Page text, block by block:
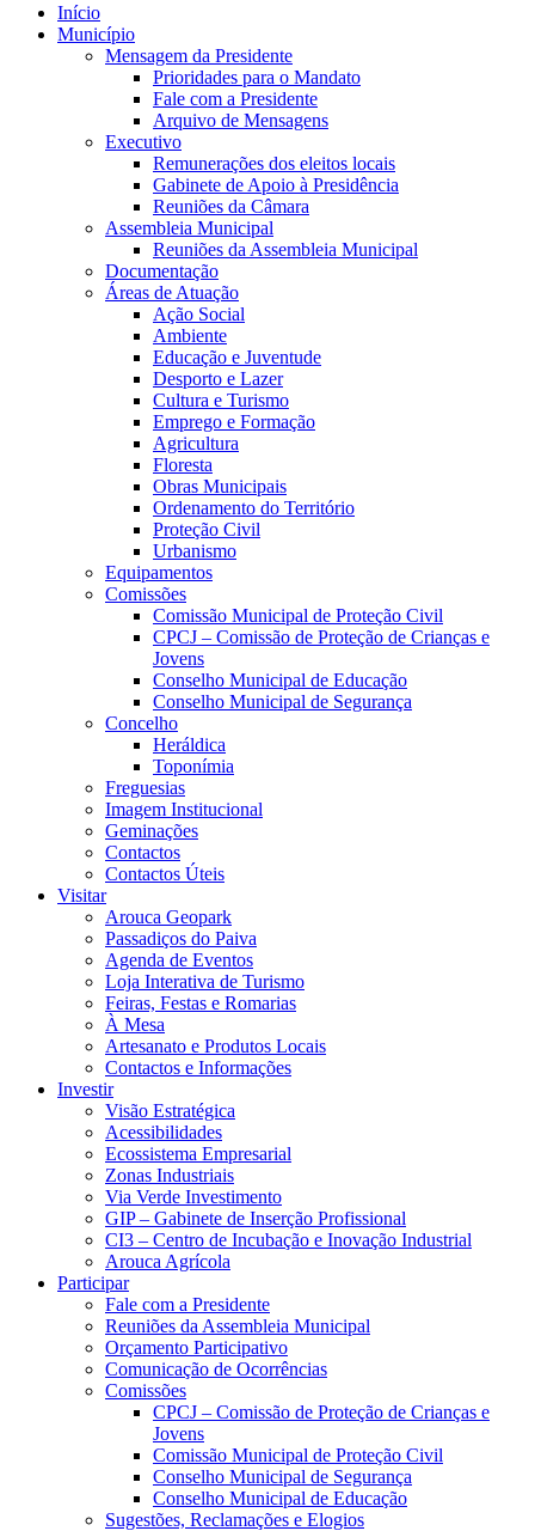
Início
Município
Mensagem da Presidente
Prioridades para o Mandato
Fale com a Presidente
Arquivo de Mensagens
Executivo
Remunerações dos eleitos locais
Gabinete de Apoio à Presidência
Reuniões da Câmara
Assembleia Municipal
Reuniões da Assembleia Municipal
Documentação
Áreas de Atuação
Ação Social
Ambiente
Educação e Juventude
Desporto e Lazer
Cultura e Turismo
Emprego e Formação
Agricultura
Floresta
Obras Municipais
Ordenamento do Território
Proteção Civil
Urbanismo
Equipamentos
Comissões
Comissão Municipal de Proteção Civil
CPCJ – Comissão de Proteção de Crianças e
Jovens
Conselho Municipal de Educação
Conselho Municipal de Segurança
Concelho
Heráldica
Toponímia
Freguesias
Imagem Institucional
Geminações
Contactos
Contactos Úteis
Visitar
Arouca Geopark
Passadiços do Paiva
Agenda de Eventos
Loja Interativa de Turismo
Feiras, Festas e Romarias
À Mesa
Artesanato e Produtos Locais
Contactos e Informações
Investir
Visão Estratégica
Acessibilidades
Ecossistema Empresarial
Zonas Industriais
Via Verde Investimento
GIP – Gabinete de Inserção Profissional
CI3 – Centro de Incubação e Inovação Industrial
Arouca Agrícola
Participar
Fale com a Presidente
Reuniões da Assembleia Municipal
Orçamento Participativo
Comunicação de Ocorrências
Comissões
CPCJ – Comissão de Proteção de Crianças e
Jovens
Comissão Municipal de Proteção Civil
Conselho Municipal de Segurança
Conselho Municipal de Educação
Sugestões, Reclamações e Elogios